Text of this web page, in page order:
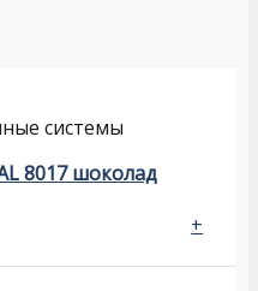
системы
8017 шоколад
+